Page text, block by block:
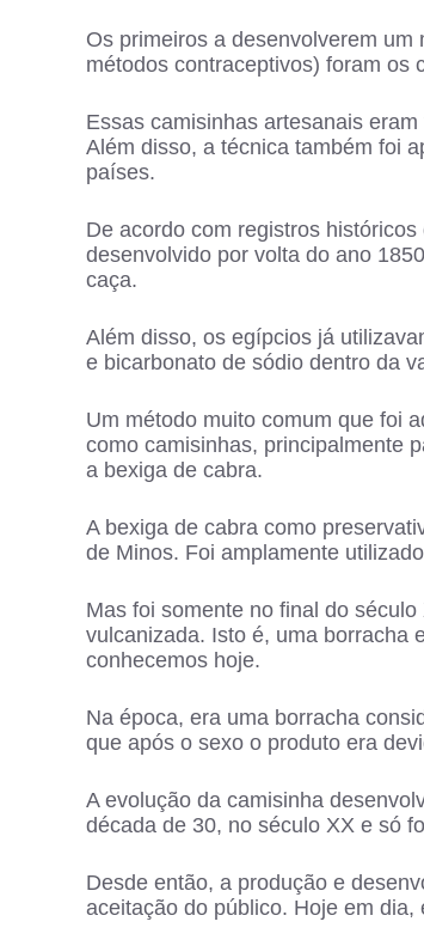
Os primeiros a desenvolverem
métodos contraceptivos) foram os
Essas camisinhas artesanais
Além disso, a técnica também foi
países.
De acordo com registros
desenvolvido por volta do ano
caça.
Além disso, os egípcios já
e bicarbonato de sódio dentro da
Um método muito comum que foi
como camisinhas, principalmente
a bexiga de cabra.
A bexiga de cabra como
de Minos. Foi amplamente
Mas foi somente no final do
vulcanizada. Isto é, uma borracha
conhecemos hoje.
Na época, era uma borracha
que após o sexo o produto era
A evolução da camisinha
década de 30, no século XX e só
Desde então, a produção e
aceitação do público. Hoje em